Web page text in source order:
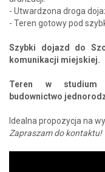
- Utwardzona droga
- Teren gotowy pod
Szybki dojazd do
komunikacji miejskiej.
Teren w studium
budownictwo
Idealna propozycja na
Zapraszam do kontaktu!